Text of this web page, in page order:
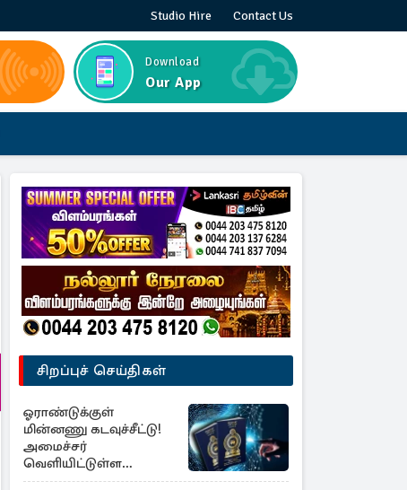
Studio Hire Contact Us
Download
Our App
சிறப்புச் செய்திகள்
ஓராண்டுக்குள்
மின்னணு கடவுச்சீட்டு!
அமைச்சர்
வெளியிட்டுள்ள
அறிவிப்பு